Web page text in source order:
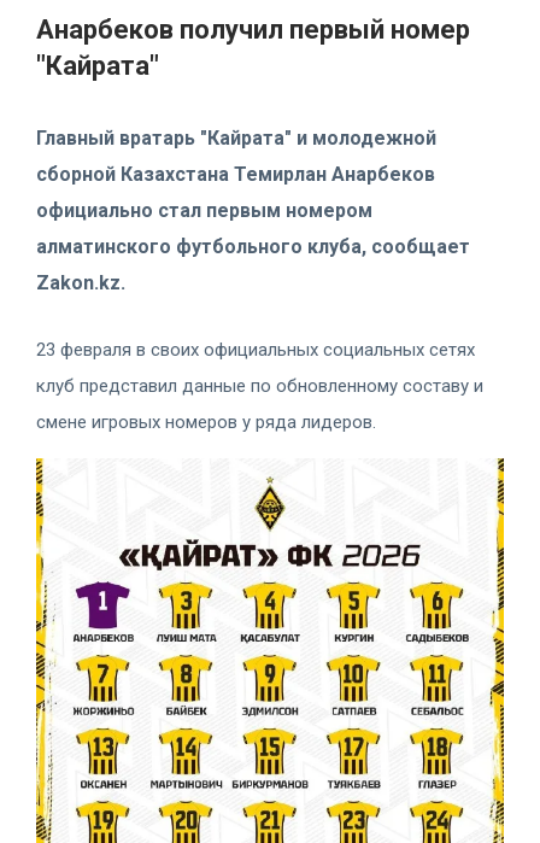
Анарбеков получил первый номер
"Кайрата"
Главный вратарь "Кайрата" и молодежной
сборной Казахстана Темирлан Анарбеков
официально стал первым номером
алматинского футбольного клуба, сообщает
Zakon.kz.
23 февраля в своих официальных социальных сетях
клуб представил данные по обновленному составу и
смене игровых номеров у ряда лидеров.